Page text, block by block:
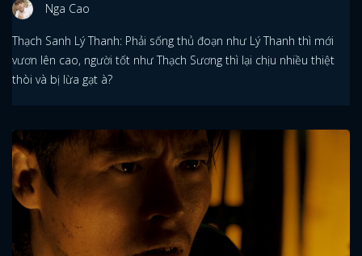
Nga Cao
Thạch Sanh Lý Thanh: Phải sống thủ đoạn như Lý Thanh thì mới
vươn lên cao, người tốt như Thạch Sương thì lại chịu nhiều thiệt
thòi và bị lừa gạt à?